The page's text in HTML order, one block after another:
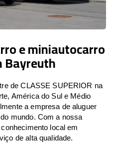
e miniautocarro
Bayreuth
de CLASSE SUPERIOR na
América do Sul e Médio
a empresa de aluguer
mundo. Com a nossa
local em
de alta qualidade.